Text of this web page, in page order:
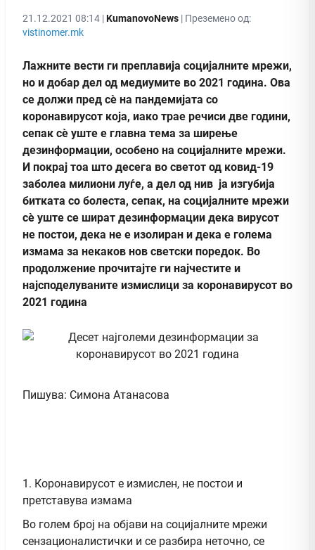
21.12.2021 08:14 |KumanovoNews | Преземено од:
vistinomer.mk
Лажните вести ги преплавија социјалните мрежи,
но и добар дел од медиумите во 2021 година. Ова
се должи пред сè на пандемијата со
коронавирусот која, иако трае речиси две години,
сепак сè уште е главна тема за ширење
дезинформации, особено на социјалните мрежи.
И покрај тоа што десега во светот од ковид-19
заболеа милиони луѓе, а дел од нив ја изгубија
битката со болеста, сепак, на социјалните мрежи
сè уште се шират дезинформации дека вирусот
не постои, дека не е изолиран и дека е голема
измама за некаков нов светски поредок. Во
продолжение прочитајте ги најчестите и
најсподелуваните измислици за коронавирусот во
2021 година
Пишува: Симона Атанасова
1. Коронавирусот е измислен, не постои и
претставува измама
Во голем број на објави на социјалните мрежи
сензационалистички и се разбира неточно, се